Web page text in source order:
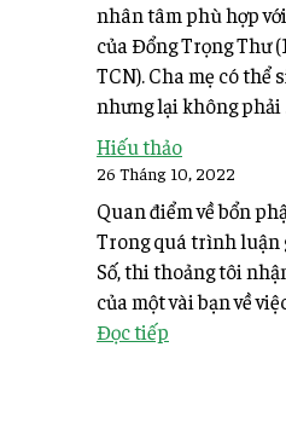
nhân tâm phù hợp
của Đổng Trọng Thư
TCN). Cha mẹ có thể
nhưng lại không phải
Hiếu thảo
26 Tháng 10, 2022
Quan điểm về bổn
Trong quá trình luận
Số, thi thoảng tôi
của một vài bạn về
Đọc tiếp